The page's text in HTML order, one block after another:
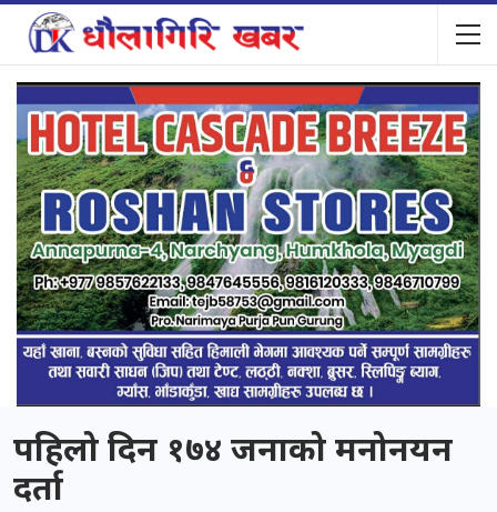
पहिलो दिन १७४ जनाको मनोनयन
दर्ता